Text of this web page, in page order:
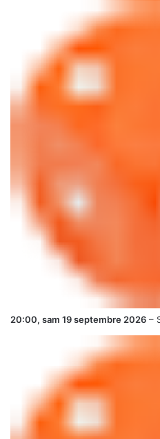
20:00, sam 19 septembre 2026 –